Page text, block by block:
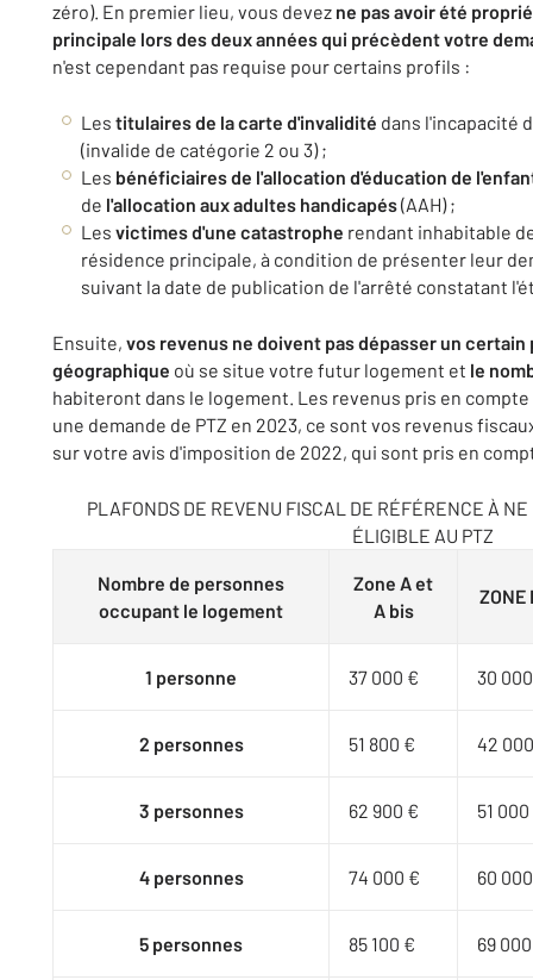
zéro). En premier lieu, vous devez ne pas avoir été
principale lors des deux années qui précèdent votre
n'est cependant pas requise pour certains profils :
Les titulaires de la carte d'invalidité dans l'incapacité
(invalide de catégorie 2 ou 3) ;
Les bénéficiaires de l'allocation d'éducation de
de l'allocation aux adultes handicapés(AAH) ;
Les victimes d'une catastrophe rendant inhabitable
résidence principale, à condition de présenter leur
suivant la date de publication de l'arrêté constatant
Ensuite, vos revenus ne doivent pas dépasser un certain
géographique où se situe votre futur logement et le
habiteront dans le logement. Les revenus pris en
une demande de PTZ en 2023, ce sont vos revenus
sur votre avis d'imposition de 2022, qui sont pris en
PLAFONDS DE REVENU FISCAL DE RÉFÉRENCE À NE
ÉLIGIBLE AU PTZ
Nombre de personnes
occupant le logement
Zone A et
A bis
ZONE
1 personne 37 000 € 30
2 personnes 51 800 € 42
3 personnes 62 900 € 51
4 personnes 74 000 € 60
5 personnes 85 100 € 69